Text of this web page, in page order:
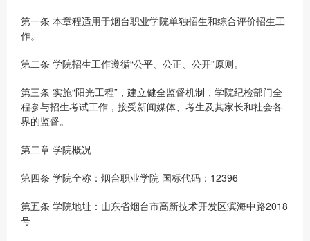
第一条 本章程适用于烟台职业学院单独招生和综合评价招生工
作。
第二条 学院招生工作遵循“公平、公正、公开”原则。
第三条 实施“阳光工程”，建立健全监督机制，学院纪检部门全
程参与招生考试工作，接受新闻媒体、考生及其家长和社会各
界的监督。
第二章 学院概况
第四条 学院全称：烟台职业学院 国标代码：12396
第五条 学院地址：山东省烟台市高新技术开发区滨海中路2018
号